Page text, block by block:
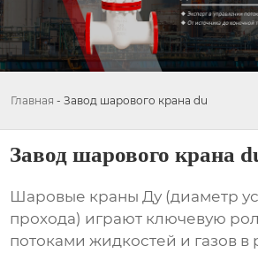
Главная - Завод шарового крана du
Завод шарового крана
Шаровые краны Ду (диаметр
прохода) играют ключевую
потоками жидкостей и газов в